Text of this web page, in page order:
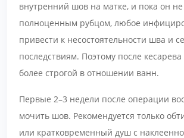
внутренний шов на матке, и пока он не
полноценным рубцом, любое
привести к несостоятельности шва и
последствиям. Поэтому после
более строгой в отношении ванн.
Первые 2–3 недели после операции
мочить шов. Рекомендуется только
или кратковременный душ с